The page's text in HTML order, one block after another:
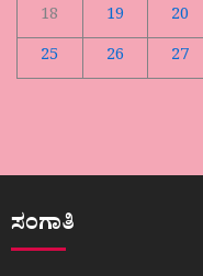
18
19 20
25
26 27
ಸಂಗಾತಿ